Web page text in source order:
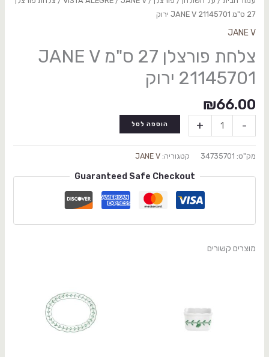
27 ס"מ JANE V 21145701 ירוק
JANE V
צלחת פורצלן 27 ס"מ JANE V
21145701 ירוק
₪66.00
-
+ הוספה לסל
מק"ט: 34735701 קטגוריה: JANE V
Guaranteed Safe Checkout
מוצרים קשורים